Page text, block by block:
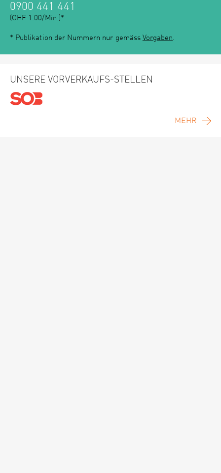
0900 441 441
(CHF 1.00/Min.)*
* Publikation der Nummern nur gemäss Vorgaben.
UNSERE VORVERKAUFS-STELLEN
MEHR